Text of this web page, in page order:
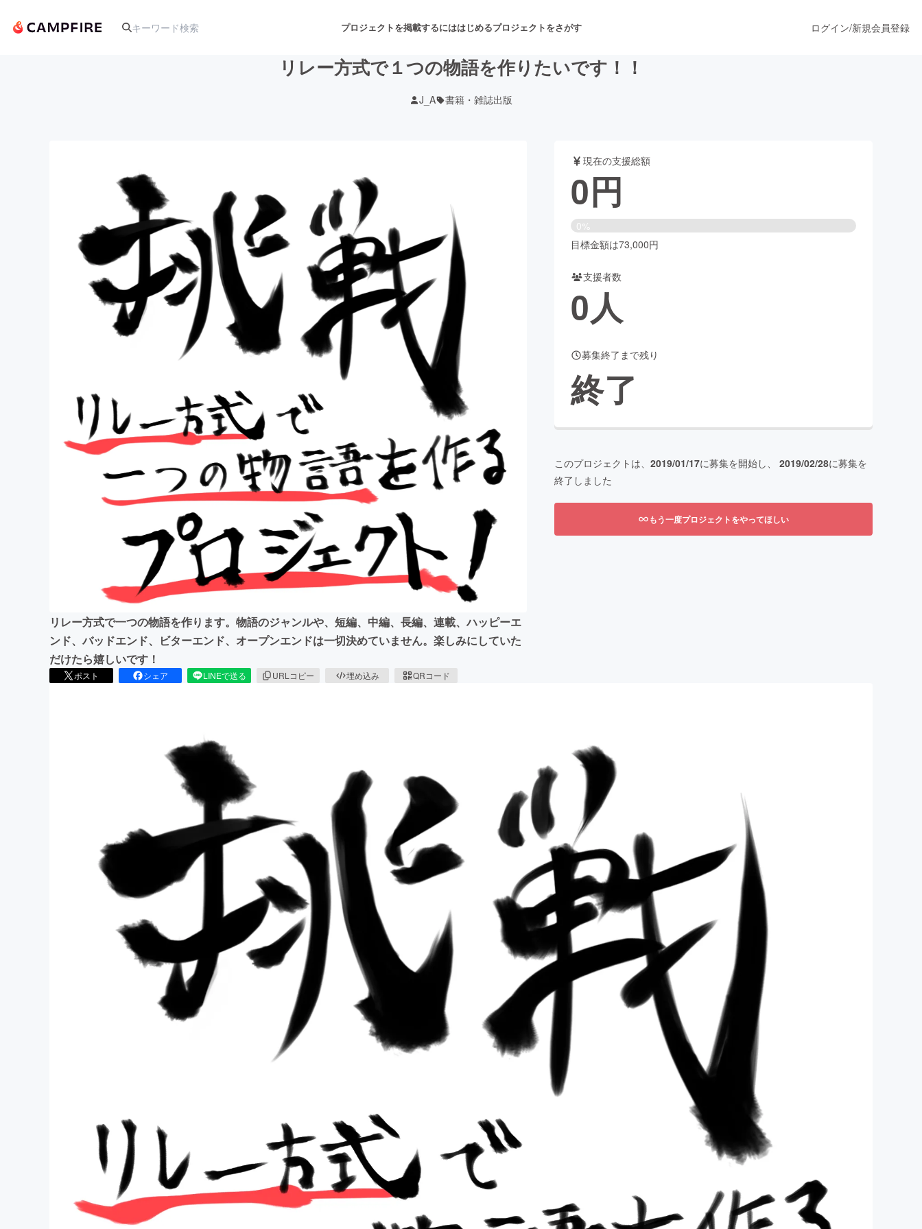
プロジェクトを掲載するにははじめるプロジェクトをさがす
舞台・パフォーマンス
テクノロジー・ガジェット ゲーム・サービス開発
映像・映画 書籍・雑誌出版
ビジネス・起業 チャレンジ ビューティー・ヘルスケア
まちづくり・地域活性化
CAMPFIRE for Social Good
CAMPFIREふるさと納税
ログイン/新規会員登録
リレー方式で１つの物語を作りたいです！！
J_A 書籍・雑誌出版
リレー方式で一つの物語を作ります。物語のジャンルや、短編、中編、長編、連載、ハッピーエ
ンド、バッドエンド、ビターエンド、オープンエンドは一切決めていません。楽しみにしていた
だけたら嬉しいです！
ポスト シェア LINEで送る URLコピー 埋め込み QRコード
現在の支援総額
0円
0%
目標金額は73,000円
支援者数
0人
募集終了まで残り
終了
このプロジェクトは、 2019/01/17に募集を開始し、 2019/02/28に募集を
終了しました
もう一度プロジェクトをやってほしい